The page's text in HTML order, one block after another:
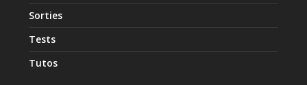
Sorties
Tests
Tutos